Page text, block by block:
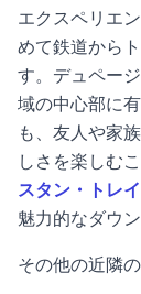
エクスペリエ
めて鉄道から
す。デュペー
域の中心部に
も、友人や家
しさを楽しむ
スタン・トレ
魅力的なダウ
その他の近隣